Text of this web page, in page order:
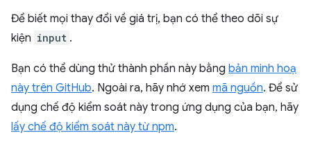
Để biết mọi thay đổi về giá trị, bạn có thể theo dõi sự
kiện input .
Bạn có thể dùng thử thành phần này bằng bản minh hoạ
này trên GitHub. Ngoài ra, hãy nhớ xem mã nguồn. Để sử
dụng chế độ kiểm soát này trong ứng dụng của bạn, hãy
lấy chế độ kiểm soát này từ npm.